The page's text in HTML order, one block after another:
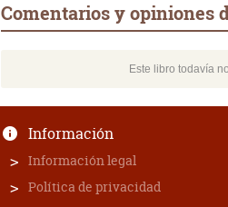
Comentarios y opiniones
Este libro todavía
Información
Información legal
Política de privacidad